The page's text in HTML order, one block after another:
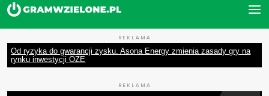
REKLAMA
Od ryzyka do gwarancji zysku. Asona Energy zmienia zasady gry na
rynku inwestycji OZE
REKLAMA